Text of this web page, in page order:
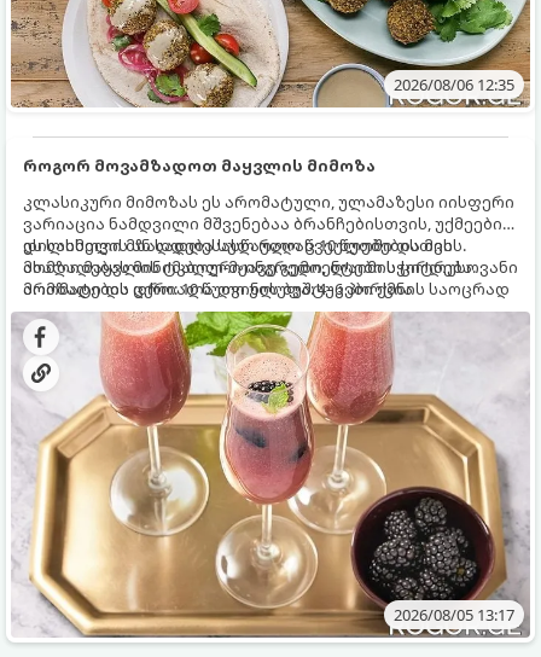
2026/08/06 12:35
როგორ მოვამზადოთ მაყვლის მიმოზა
კლასიკური მიმოზას ეს არომატული, ულამაზესი იისფერი
ვარიაცია ნამდვილი მშვენებაა ბრანჩებისთვის, უქმეების
დილისთვის ან სადღესასწაულო წვეულებებისთვის.
ახალი მაყვლის ტკბილ-მჟავე გემო, ლაიმის ციტრუსოვანი
არომატი და ცქრიალა ღვინის ბუშტუკები ქმნის საოცრად
დახვეწილ და მაგრილებელ კოქტეილს.
ეს სასმელი მზადდება სულ რაღაც 10 წუთში და მის
მომზადებას მინიმალური ინგრედიენტები სჭირდება.
მომზადების დრო: 10 წუთი ულუფა: 4–6 პორცია
2026/08/05 13:17